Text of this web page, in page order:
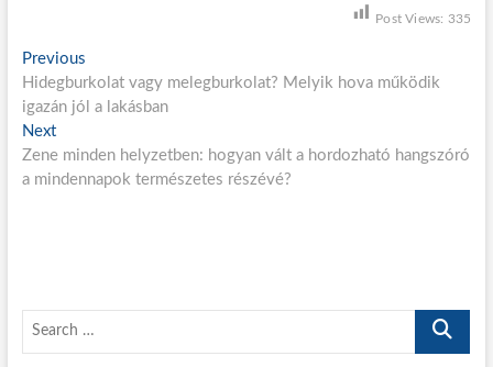
Post Views: 335
B
e
j
e
é
s
Previous
r
i
o
Hidegburkolat vagy melegburkolat? Melyik hova működik
igazán jól a lakásban
NextN
e
x
:
Zene minden helyzetben: hogyan vált a hordozható hangszóró
a mindennapok természetes részévé?